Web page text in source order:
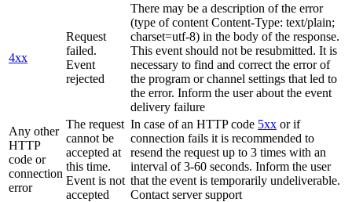
4xx
Request
failed.
Event
rejected
There may be a description of the error
(type of content Content-Type: text/plain;
charset=utf-8) in the body of the response.
This event should not be resubmitted. It is
necessary to find and correct the error of
the program or channel settings that led to
the error. Inform the user about the event
delivery failure
Any other
HTTP
code or
connection
error
The request
cannot be
accepted at
this time.
Event is not
accepted
In case of an HTTP code 5xx or if
connection fails it is recommended to
resend the request up to 3 times with an
interval of 3-60 seconds. Inform the user
that the event is temporarily undeliverable.
Contact server support